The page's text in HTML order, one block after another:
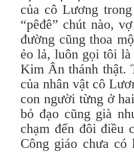
của cô Lương
“pêđê” chút nào,
đường cũng thoa
ẻo lả, luôn gọi tôi
Kim Ân thánh thật.
của nhân vật cô
con người từng ở
bỏ đạo cũng già
chạm đến đôi điều
Công giáo chưa